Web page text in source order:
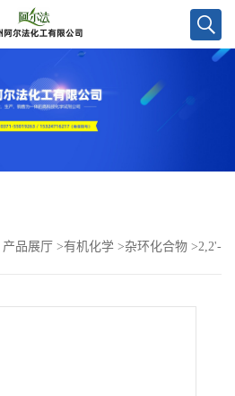
产品展厅 >有机化学 >杂环化合物 >2,2'-